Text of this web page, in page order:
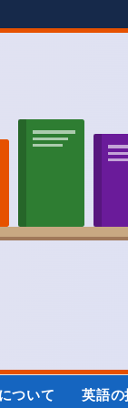
ついて 英語の